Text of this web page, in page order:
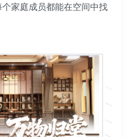
家庭成员都能在空间中找